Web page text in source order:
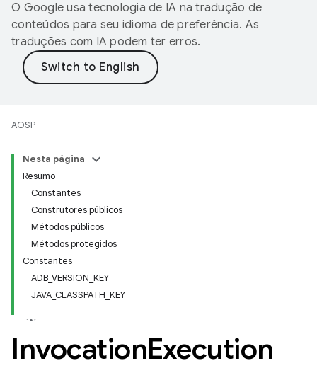
O Google usa tecnologia de IA na tradução de
conteúdos para seu idioma de preferência. As
traduções com IA podem ter erros.
AOSP
Nesta página
Resumo
Constantes
Construtores públicos
Métodos públicos
Métodos protegidos
Constantes
ADB_VERSION_KEY
JAVA_CLASSPATH_KEY
InvocationExecution